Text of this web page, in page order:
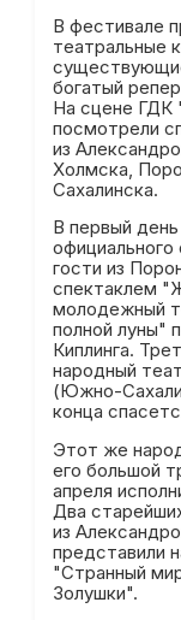
В фестивале
театральные
богатый
На сцене ГДК
посмотрели
из
Холмска,
Сахалинска.
В первый
гости из
спектаклем
молодежный
полной луны"
Киплинга.
народный
(Южно-
конца
Этот же
его большой
апреля
Два
из
представили
"Странный
Золушки".